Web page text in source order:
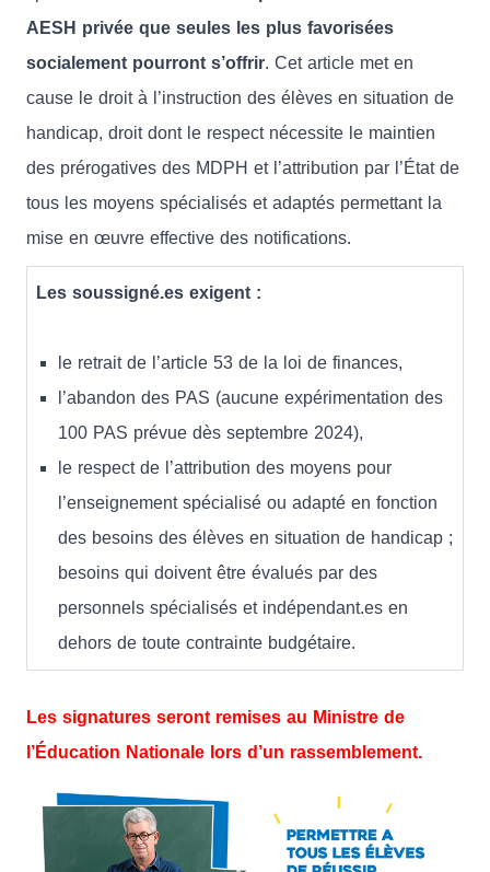
AESH privée que seules les plus favorisées
socialement pourront s’offrir. Cet article met en
cause le droit à l’instruction des élèves en situation de
handicap, droit dont le respect nécessite le maintien
des prérogatives des MDPH et l’attribution par l’État de
tous les moyens spécialisés et adaptés permettant la
mise en œuvre effective des notifications.
Les soussigné.es exigent :
le retrait de l’article 53 de la loi de finances,
l’abandon des PAS (aucune expérimentation des
100 PAS prévue dès septembre 2024),
le respect de l’attribution des moyens pour
l’enseignement spécialisé ou adapté en fonction
des besoins des élèves en situation de handicap ;
besoins qui doivent être évalués par des
personnels spécialisés et indépendant.es en
dehors de toute contrainte budgétaire.
Les signatures seront remises au Ministre de
l’Éducation Nationale lors d’un rassemblement.